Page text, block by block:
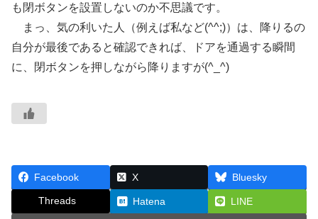
も閉ボタンを設置しないのか不思議です。
まっ、気の利いた人（例えば私など(^^;)）は、降りるの
自分が最後であると確認できれば、ドアを通過する瞬間
に、閉ボタンを押しながら降りますが(^_^)
Facebook X Bluesky
Threads Hatena LINE